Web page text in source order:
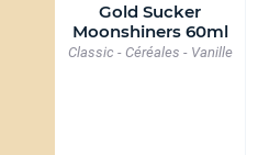
Gold Sucker
Moonshiners 60ml
Classic - Céréales - Vanille